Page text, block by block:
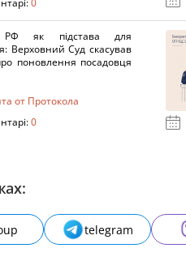
0
РФ як підстава для
Верховний Суд скасував
поновлення посадовця
от Протокола
0
telegram